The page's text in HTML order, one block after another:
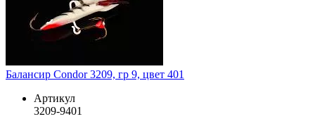
Балансир Condor 3209, гр 9, цвет 401
Артикул
3209-9401